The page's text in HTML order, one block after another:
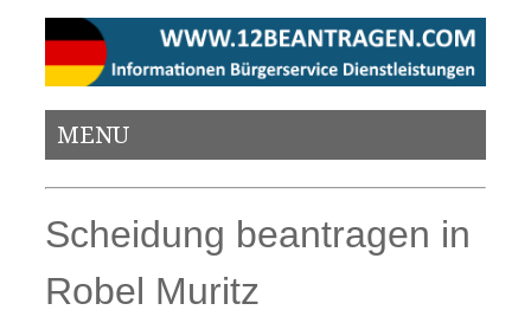
MENU
Scheidung beantragen in
Robel Muritz